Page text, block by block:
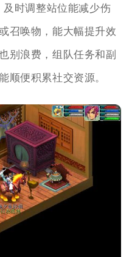
及时调整站位能减少伤
召唤物，能大幅提升效
别浪费，组队任务和副
顺便积累社交资源。